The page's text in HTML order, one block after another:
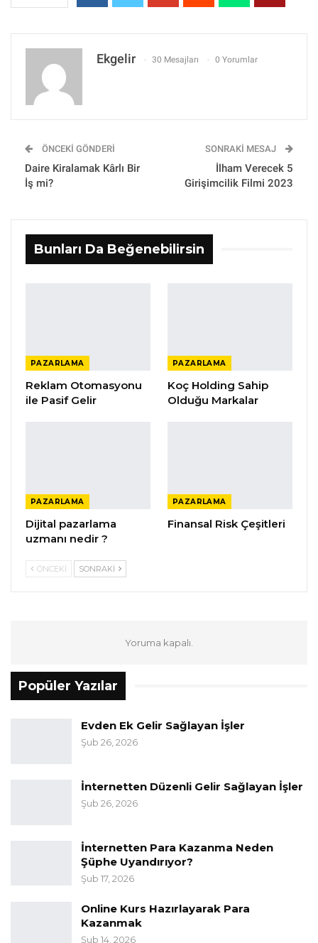
Ekgelir 30 Mesajları 0 Yorumlar
ÖNCEKI GÖNDERI
Daire Kiralamak Kârlı Bir
İş mi?
SONRAKI MESAJ
İlham Verecek 5
Girişimcilik Filmi 2023
Bunları Da Beğenebilirsin
PAZARLAMA
Reklam Otomasyonu
ile Pasif Gelir
PAZARLAMA
Koç Holding Sahip
Olduğu Markalar
PAZARLAMA
Dijital pazarlama
uzmanı nedir ?
PAZARLAMA
Finansal Risk Çeşitleri
ÖNCEKI SONRAKI
Yoruma kapalı.
Popüler Yazılar
Evden Ek Gelir Sağlayan İşler
Şub 26, 2026
İnternetten Düzenli Gelir Sağlayan İşler
Şub 26, 2026
İnternetten Para Kazanma Neden
Şüphe Uyandırıyor?
Şub 17, 2026
Online Kurs Hazırlayarak Para
Kazanmak
Şub 14, 2026